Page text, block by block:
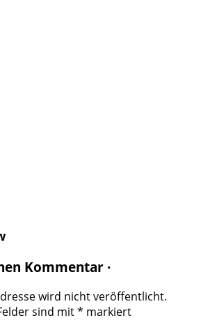
Kommentar ·
wird nicht veröffentlicht.
sind mit* markiert